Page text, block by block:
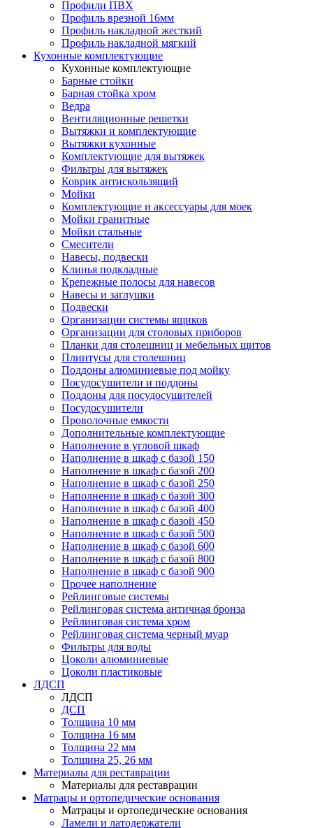
Профили ПВХ
Профиль врезной 16мм
Профиль накладной жесткий
Профиль накладной мягкий
Кухонные комплектующие
Кухонные комплектующие
Барные стойки
Барная стойка хром
Ведра
Вентиляционные решетки
Вытяжки и комплектующие
Вытяжки кухонные
Комплектующие для вытяжек
Фильтры для вытяжек
Коврик антискользящий
Мойки
Комплектующие и аксессуары для моек
Мойки гранитные
Мойки стальные
Смесители
Навесы, подвески
Клинья подкладные
Крепежные полосы для навесов
Навесы и заглушки
Подвески
Организации системы ящиков
Организации для столовых приборов
Планки для столешниц и мебельных щитов
Плинтусы для столешниц
Поддоны алюминиевые под мойку
Посудосушители и поддоны
Поддоны для посудосушителей
Посудосушители
Проволочные емкости
Дополнительные комплектующие
Наполнение в угловой шкаф
Наполнение в шкаф с базой 150
Наполнение в шкаф с базой 200
Наполнение в шкаф с базой 250
Наполнение в шкаф с базой 300
Наполнение в шкаф с базой 400
Наполнение в шкаф с базой 450
Наполнение в шкаф с базой 500
Наполнение в шкаф с базой 600
Наполнение в шкаф с базой 800
Наполнение в шкаф с базой 900
Прочее наполнение
Рейлинговые системы
Рейлинговая система античная бронза
Рейлинговая система хром
Рейлинговая система черный муар
Фильтры для воды
Цоколи алюминиевые
Цоколи пластиковые
ЛДСП
ЛДСП
ДСП
Толщина 10 мм
Толщина 16 мм
Толщина 22 мм
Толщина 25, 26 мм
Материалы для реставрации
Материалы для реставрации
Матрацы и ортопедические основания
Матрацы и ортопедические основания
Ламели и латодержатели